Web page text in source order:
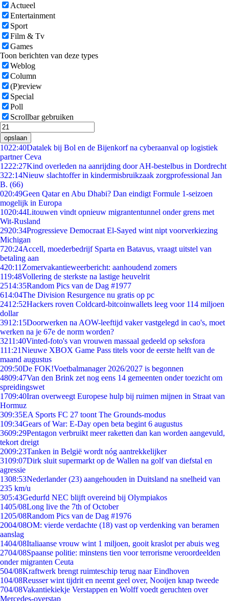
Actueel
Entertainment
Sport
Film & Tv
Games
Toon berichten van deze types
Weblog
Column
(P)review
Special
Poll
Scrollbar gebruiken
opslaan
1022:40Datalek bij Bol en de Bijenkorf na cyberaanval op logistiek
partner Ceva
1222:27Kind overleden na aanrijding door AH-bestelbus in Dordrecht
322:14Nieuw slachtoffer in kindermisbruikzaak zorgprofessional Jan
B. (66)
020:49Geen Qatar en Abu Dhabi? Dan eindigt Formule 1-seizoen
mogelijk in Europa
1020:44Litouwen vindt opnieuw migrantentunnel onder grens met
Wit-Rusland
2920:34Progressieve Democraat El-Sayed wint nipt voorverkiezing
Michigan
720:24Accell, moederbedrijf Sparta en Batavus, vraagt uitstel van
betaling aan
420:11 Zomervakantieweerbericht: aanhoudend zomers
119:48Vollering de sterkste na lastige heuvelrit
2514:35Random Pics van de Dag #1977
614:04The Division Resurgence nu gratis op pc
2412:52Hackers roven Coldcard-bitcoinwallets leeg voor 114 miljoen
dollar
3912:15Doorwerken na AOW-leeftijd vaker vastgelegd in cao's, moet
werken na je 67e de norm worden?
3211:40Vinted-foto's van vrouwen massaal gedeeld op seksfora
111:21Nieuwe XBOX Game Pass titels voor de eerste helft van de
maand augustus
209:50De FOK!Voetbalmanager 2026/2027 is begonnen
4809:47Van den Brink zet nog eens 14 gemeenten onder toezicht om
spreidingswet
1709:40Iran overweegt Europese hulp bij ruimen mijnen in Straat van
Hormuz
309:35EA Sports FC 27 toont The Grounds-modus
109:34Gears of War: E-Day open beta begint 6 augustus
3609:29Pentagon verbruikt meer raketten dan kan worden aangevuld,
tekort dreigt
2009:23Tanken in België wordt nóg aantrekkelijker
3109:07Dirk sluit supermarkt op de Wallen na golf van diefstal en
agressie
1308:53Nederlander (23) aangehouden in Duitsland na snelheid van
235 km/u
305:43Gedurfd NEC blijft overeind bij Olympiakos
1405/08Long live the 7th of October
1205/08Random Pics van de Dag #1976
2004/08OM: vierde verdachte (18) vast op verdenking van beramen
aanslag
1404/08Italiaanse vrouw wint 1 miljoen, gooit kraslot per abuis weg
2704/08Spaanse politie: minstens tien voor terrorisme veroordeelden
onder migranten Ceuta
504/08Kraftwerk brengt ruimteschip terug naar Eindhoven
104/08Reusser wint tijdrit en neemt geel over, Nooijen knap tweede
704/08Vakantiekiekje Verstappen en Wolff voedt geruchten over
Mercedes-overstap